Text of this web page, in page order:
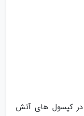
در کپسول های آتش